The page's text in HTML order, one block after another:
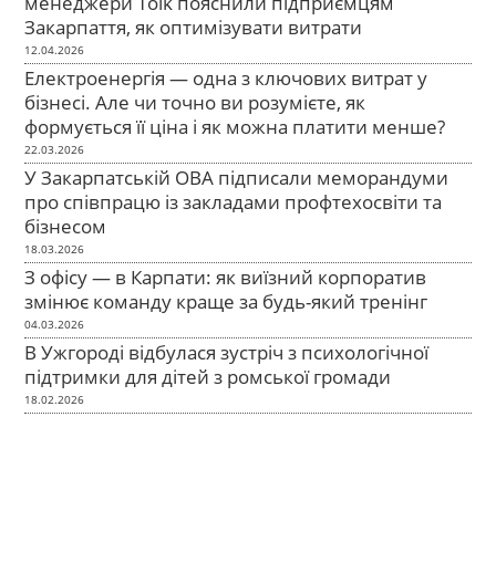
Закарпаття, як оптимізувати витрати
12.04.2026
Електроенергія — одна з ключових витрат у
бізнесі. Але чи точно ви розумієте, як
формується її ціна і як можна платити менше?
22.03.2026
У Закарпатській ОВА підписали меморандуми
про співпрацю із закладами профтехосвіти та
бізнесом
18.03.2026
З офісу — в Карпати: як виїзний корпоратив
змінює команду краще за будь-який тренінг
04.03.2026
В Ужгороді відбулася зустріч з психологічної
підтримки для дітей з ромської громади
18.02.2026